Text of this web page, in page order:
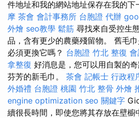
件地址和我的網站地址保存在我的下
摩 茶會 會計事務所 台胞證 代辦
外燴 seo教學 鬆筋 尋找來自受控生
品，含有更少的農藥殘留物。 舊毛
必須更換它嗎？ 台胞證 竹北 整復
拿整復 好消息是，您可以用自製的
芬芳的新毛巾。 茶會 記帳士 行政程
外婚禮 台胞證 桃園 竹北 整骨 外燴
engine optimization seo 關鍵字
續很長時間，即使您將其存放在壁櫥